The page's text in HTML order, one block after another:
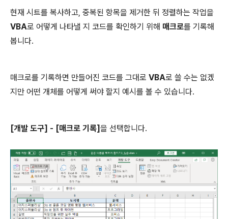
현재 시트를 복사하고, 중복된 항목을 제거한 뒤 정렬하는 작업을
VBA로 어떻게 나타낼 지 코드를 확인하기 위해 매크로를 기록해
봅니다.
매크로를 기록하면 만들어진 코드를 그대로 VBA로 쓸 수는 없겠
지만 어떤 개체를 어떻게 써야 할지 예시를 볼 수 있습니다.
[개발 도구] - [매크로 기록]을 선택합니다.